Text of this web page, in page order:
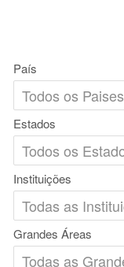
País
Estados
Instituições
Grandes Áreas